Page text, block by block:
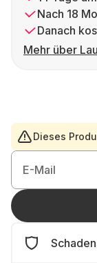
Nach 18
Danach
Mehr über
Dieses
E-Mail